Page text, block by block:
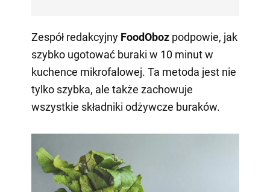
Zespół redakcyjny FoodOboz podpowie, jak
szybko ugotować buraki w 10 minut w
kuchence mikrofalowej. Ta metoda jest nie
tylko szybka, ale także zachowuje
wszystkie składniki odżywcze buraków.